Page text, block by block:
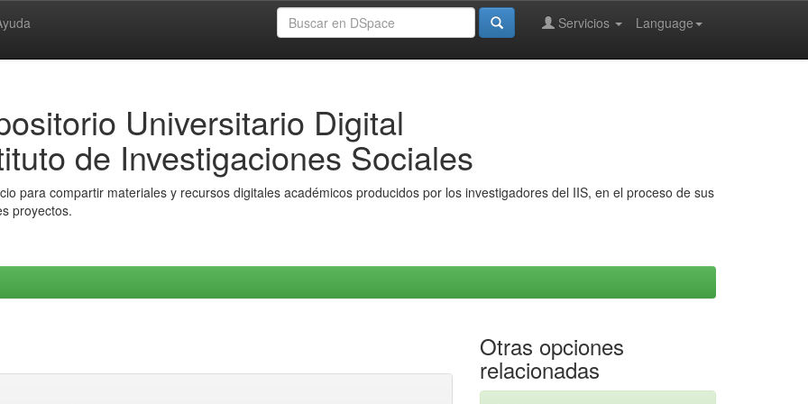
Language
Servicios
Universitario Digital
de Investigaciones Sociales
para compartir materiales y recursos digitales académicos producidos por los investigadores del IIS, en el proceso de sus
proyectos.
Otras opciones
relacionadas